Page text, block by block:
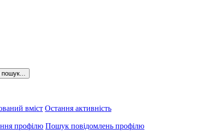
пошук...
вміст Остання активність
профілю Пошук повідомлень профілю